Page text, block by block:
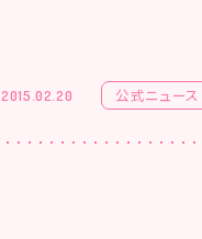
2015.02.20 公式ニュース